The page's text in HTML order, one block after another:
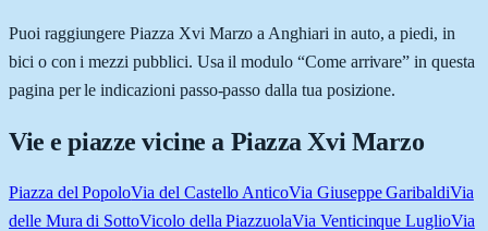
Puoi raggiungere Piazza Xvi Marzo a Anghiari in auto, a piedi, in
bici o con i mezzi pubblici. Usa il modulo “Come arrivare” in questa
pagina per le indicazioni passo-passo dalla tua posizione.
Vie e piazze vicine a Piazza Xvi Marzo
Piazza del PopoloVia del Castello AnticoVia Giuseppe GaribaldiVia
delle Mura di SottoVicolo della PiazzuolaVia Venticinque LuglioVia